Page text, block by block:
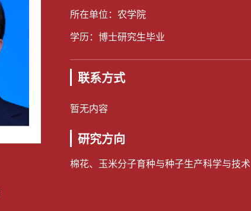
所在单位：农学院
学历：博士研究生毕业
联系方式
暂无内容
研究方向
棉花、玉米分子育种与种子生产科学与技术